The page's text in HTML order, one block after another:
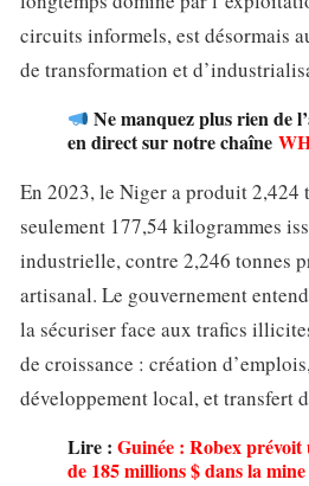
circuits informels, est désormais
de transformation et
Ne manquez plus rien de
en direct sur notre chaîne
En 2023, le Niger a produit 2,424
seulement 177,54 kilogrammes
industrielle, contre 2,246 tonnes
artisanal. Le gouvernement
la sécuriser face aux trafics
de croissance : création
développement local, et transfert
Lire : Guinée : Robex prévoit
de 185 millions $ dans la